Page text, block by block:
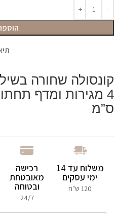
קונסולה שחורה
ס”מ
משלוח עד 14
ימי עסקים
120 ש"ח
רכישה
מאובטחת
ובטוחה
24/7